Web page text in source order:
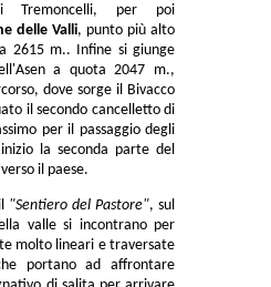
Tremoncelli, per poi
delle Valli, punto più alto
2615 m.. Infine si giunge
a quota 2047 m.,
dove sorge il Bivacco
il secondo cancelletto di
per il passaggio degli
la seconda parte del
il paese.
"Sentiero del Pastore", sul
valle si incontrano per
molto lineari e traversate
portano ad affrontare